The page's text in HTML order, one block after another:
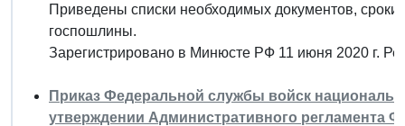
Приведены списки необходимых документов,
госпошлины.
Зарегистрировано в Минюсте РФ 11 июня 2020 г.
Приказ Федеральной службы войск
утверждении Административного регламента